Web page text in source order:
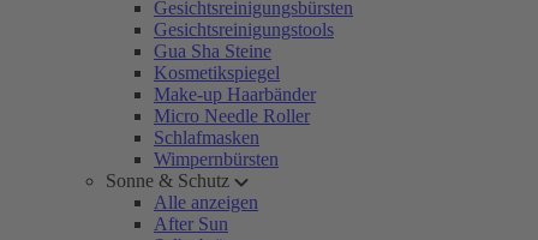
Gesichtsreinigungsbürsten
Gesichtsreinigungstools
Gua Sha Steine
Kosmetikspiegel
Make-up Haarbänder
Micro Needle Roller
Schlafmasken
Wimpernbürsten
Sonne & Schutz
Alle anzeigen
After Sun